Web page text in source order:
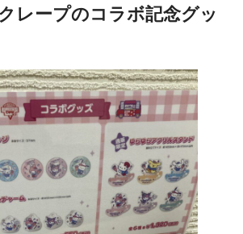
レープのコラボ記念グッ